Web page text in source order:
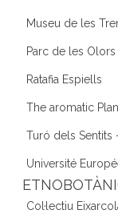
Museu de les
Parc de les Olors
Ratafia Espiells
The aromatic
Turó dels Sentits
Université
Col·lectiu